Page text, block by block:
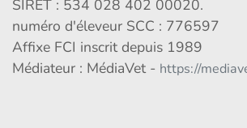
SIRET : 534 028 402 00020.
numéro d'éleveur SCC : 776597
Affixe FCI inscrit depuis 1989
Médiateur : MédiaVet - https://